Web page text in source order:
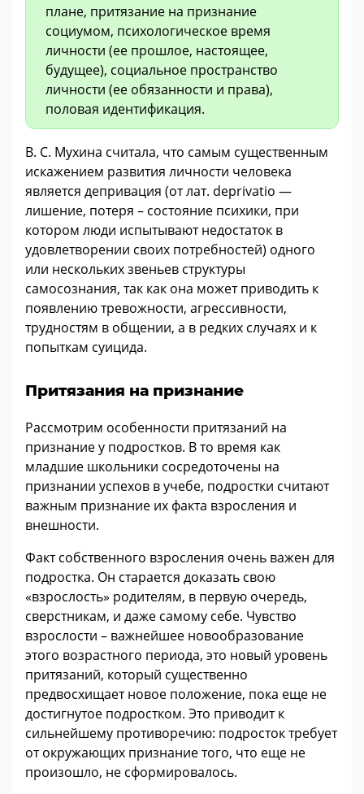
плане, притязание на признание
социумом, психологическое время
личности (ее прошлое, настоящее,
будущее), социальное пространство
личности (ее обязанности и права),
половая идентификация.
В. С. Мухина считала, что самым существенным
искажением развития личности человека
является депривация (от лат. deprivatio —
лишение, потеря – состояние психики, при
котором люди испытывают недостаток в
удовлетворении своих потребностей) одного
или нескольких звеньев структуры
самосознания, так как она может приводить к
появлению тревожности, агрессивности,
трудностям в общении, а в редких случаях и к
попыткам суицида.
Притязания на признание
Рассмотрим особенности притязаний на
признание у подростков. В то время как
младшие школьники сосредоточены на
признании успехов в учебе, подростки считают
важным признание их факта взросления и
внешности.
Факт собственного взросления очень важен для
подростка. Он старается доказать свою
«взрослость» родителям, в первую очередь,
сверстникам, и даже самому себе. Чувство
взрослости – важнейшее новообразование
этого возрастного периода, это новый уровень
притязаний, который существенно
предвосхищает новое положение, пока еще не
достигнутое подростком. Это приводит к
сильнейшему противоречию: подросток требует
от окружающих признание того, что еще не
произошло, не сформировалось.